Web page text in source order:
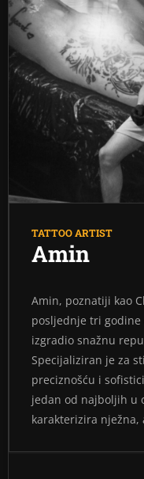
TATTOO ARTIST
Amin
Amin, poznatiji kao
posljednje tri
izgradio snažnu
Specijaliziran je za
preciznošću i
jedan od najboljih u
karakterizira